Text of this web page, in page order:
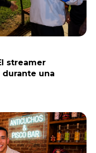
streamer
una